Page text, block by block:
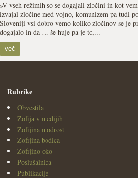
»V vseh režimih so se dogajali zločini in kot
izvajal zločine med vojno, komunizem pa tudi
Sloveniji vsi dobro vemo koliko zločinov se je
dogajalo in da … še huje pa je to,...
več
Rubrike
Obvestila
Zofija v medijih
Zofijina modrost
Zofijina bodica
Zofijino oko
Poslušalnica
Publikacije